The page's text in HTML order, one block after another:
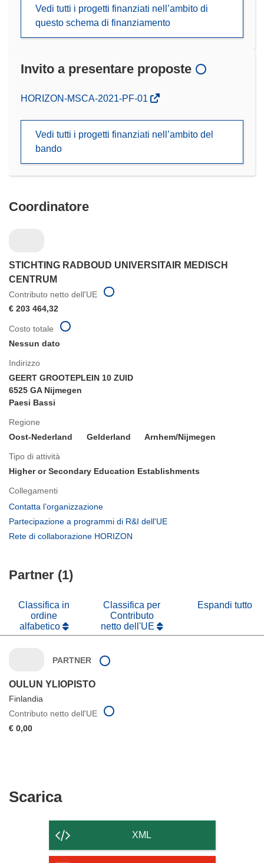
Vedi tutti i progetti finanziati nell’ambito di
questo schema di finanziamento
Invito a presentare proposte
(si
nuova
HORIZON-MSCA-2021-PF-01
Vedi tutti i progetti finanziati nell’ambito del
bando
Coordinatore
STICHTING RADBOUD UNIVERSITAIR MEDISCH
CENTRUM
Contributo netto dell'UE
€ 203 464,32
Indirizzo
GEERT GROOTEPLEIN 10 ZUID
6525 GA Nijmegen
Paesi Bassi
Regione
Oost-Nederland
Gelderland Arnhem/Nijmegen
Tipo di attività
Higher or Secondary Education Establishments
Collegamenti
Contatta l’organizzazione
apre
Partecipazione a programmi di R&I dell'UE
Rete di collaborazione HORIZON
Costo totale
Nessun dato
Partner (1)
Classifica in
ordine
alfabetico
Classifica per
Contributo
netto dell'UE
Espandi tutto
PARTNER
OULUN YLIOPISTO
Finlandia
Contributo netto dell'UE
€ 0,00
ScaricaScarica
contenuto
della
XML